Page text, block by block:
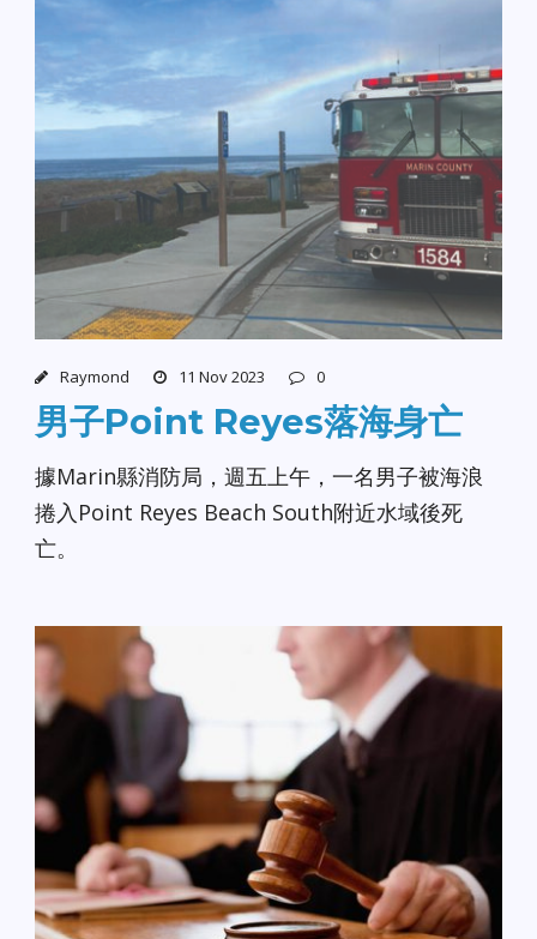
Raymond 11 Nov 2023 0
男子Point Reyes落海身亡
據Marin縣消防局，週五上午，一名男子被海浪
捲入Point Reyes Beach South附近水域後死
亡。